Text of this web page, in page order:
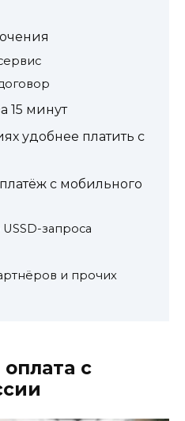
15 минут
удобнее платить с
с мобильного
запроса
и прочих
с